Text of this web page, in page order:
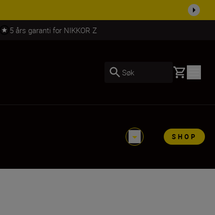
5 års garanti for NIKKOR Z
Søk Basket
SHOP